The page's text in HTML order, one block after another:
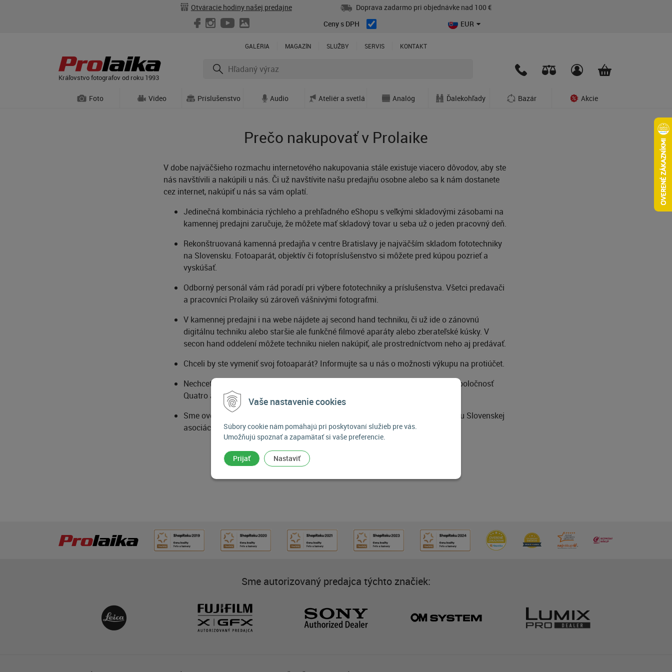
Vaše nastavenie cookies
Súbory cookie nám pomáhajú pri poskytovaní služieb pre vás.
Umožňujú spoznať a zapamätať si vaše preferencie.
Prijať Nastaviť
Otváracie hodiny našej predajne
Doprava zadarmo pri objednávke nad 100 €
Ceny s DPH
EUR
GALÉRIA MAGAZÍN SLUŽBY SERVIS KONTAKT
Kráľovstvo fotografov od roku 1993
Foto Video Príslušenstvo Audio Ateliér a svetlá Analóg Ďalekohľady Bazár Akcie
Prečo nakupovať v Prolaike
V dobe najväčšieho rozmachu internetového nakupovania stále existuje viacero dôvodov, aby ste
nás navštívili a nakúpili u nás. Či už navštívite našu predajňu osobne alebo sa k nám dostanete
cez internet, nakúpiť u nás sa vám oplatí.
Jedinečná kombinácia rýchleho a prehľadného eShopu s veľkými skladovými zásobami na
kamennej predajni zaručuje, že môžete mať skladový tovar u seba už o jeden pracovný deň.
Rekonštruovaná kamenná predajňa v centre Bratislavy je najväčším skladom fototechniky
na Slovensku. Fotoaparát, objektív či fotopríslušenstvo si môžete pred kúpou pozrieť a
vyskúšať.
Odborný personál vám rád poradí pri výbere fototechniky a príslušenstva. Všetci predavači
a pracovníci Prolaiky sú zároveň vášnivými fotografmi.
V kamennej predajni i na webe nájdete aj second hand techniku, či už ide o zánovnú
digitálnu techniku alebo staršie ale funkčné filmové aparáty alebo zberateľské kúsky. V
secon hand oddelení môžete techniku nielen nakúpiť, ale prostredníctvom neho aj predávať.
Chceli by ste vymeniť svoj fotoaparát? Informujte sa u nás o možnosti výkupu na protiúčet.
Nechcete mínať na fototechniku hotovosť? Využite náš predaj na splátky cez spoločnosť
Quatro alebo Grenke leasing (pre IČO držiteľov).
Sme overeným obchodom v porovnávačoch cien a tiež sme držiteľmi certifikátu Slovenskej
asociácie pre elektronický obchod (SAEC)
Sme autorizovaný predajca týchto značiek: